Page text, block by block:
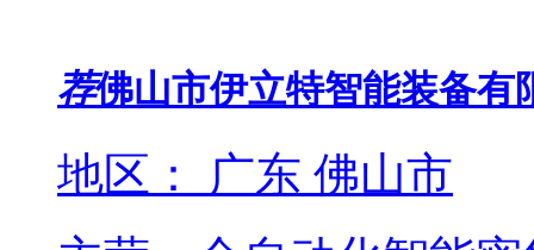
荐佛山市伊立特智能装备有
地区： 广东 佛山市